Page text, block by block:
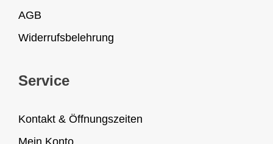
AGB
Widerrufsbelehrung
Service
Kontakt & Öffnungszeiten
Mein Konto